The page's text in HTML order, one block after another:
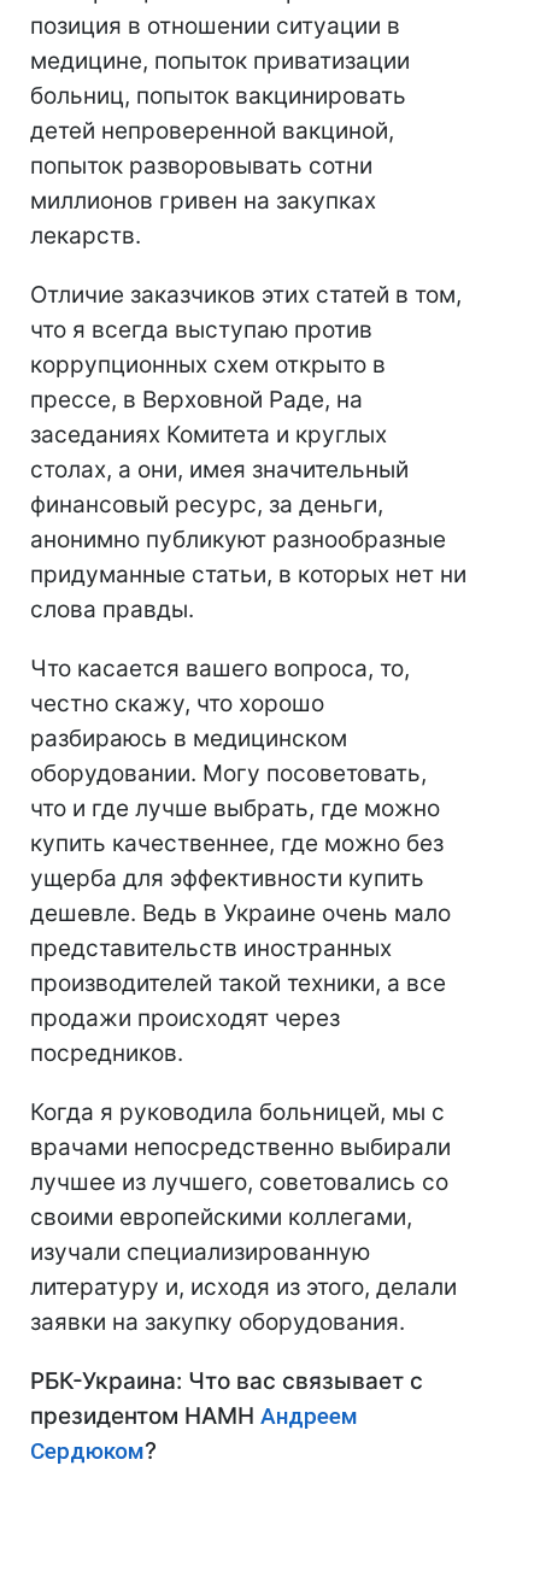
позиция в отношении ситуации в
медицине, попыток приватизации
больниц, попыток вакцинировать
детей непроверенной вакциной,
попыток разворовывать сотни
миллионов гривен на закупках
лекарств.
Отличие заказчиков этих статей в том,
что я всегда выступаю против
коррупционных схем открыто в
прессе, в Верховной Раде, на
заседаниях Комитета и круглых
столах, а они, имея значительный
финансовый ресурс, за деньги,
анонимно публикуют разнообразные
придуманные статьи, в которых нет ни
слова правды.
Что касается вашего вопроса, то,
честно скажу, что хорошо
разбираюсь в медицинском
оборудовании. Могу посоветовать,
что и где лучше выбрать, где можно
купить качественнее, где можно без
ущерба для эффективности купить
дешевле. Ведь в Украине очень мало
представительств иностранных
производителей такой техники, а все
продажи происходят через
посредников.
Когда я руководила больницей, мы с
врачами непосредственно выбирали
лучшее из лучшего, советовались со
своими европейскими коллегами,
изучали специализированную
литературу и, исходя из этого, делали
заявки на закупку оборудования.
РБК-Украина: Что вас связывает с
президентом НАМН Андреем
Сердюком?